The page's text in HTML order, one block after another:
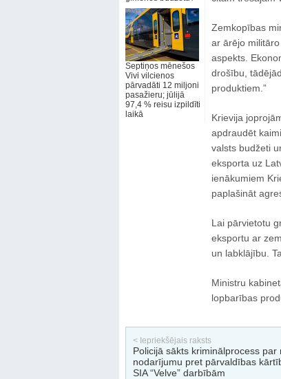
Septiņos mēnešos
Vivi vilcienos
pārvadāti 12 miljoni
pasažieru; jūlijā
97,4 % reisu izpildīti
laikā
Zemkopības
ar ārējo
aspekts.
drošību,
produktiem.”
Krievija
apdraudēt
valsts budžeti
eksporta uz
ienākumiem
paplašināt
Lai pārvietotu
eksportu ar
un labklājību.
Ministru
lopbarības
< Iepriekšējais raksts
Policijā sākts kriminālprocess par
nodarījumu pret pārvaldības
SIA “Velve” darbībām